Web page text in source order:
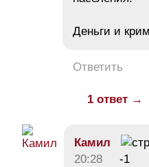
Деньги и
Ответить
1 ответ →
Камил
20:28
-1